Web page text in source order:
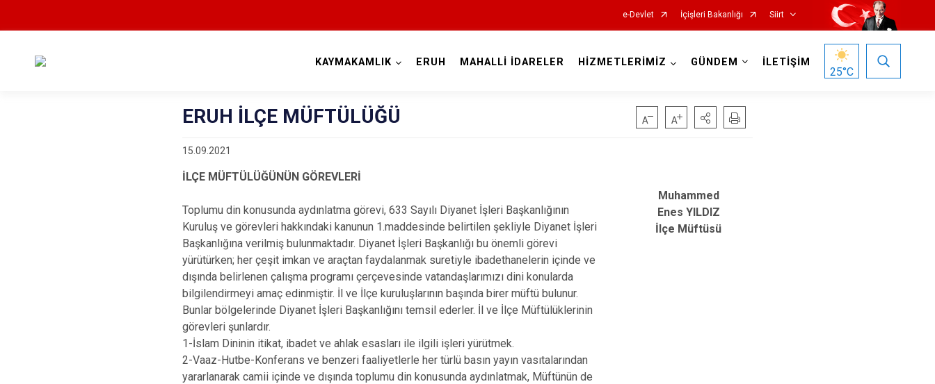
e-Devlet İçişleri Bakanlığı Siirt
Tillo
Baykan
Eruh
Kurtalan
KAYMAKAMLIK ERUH MAHALLİ İDARELER HİZMETLERİMİZ GÜNDEM İLETİŞİM
25°C
ERUH İLÇE MÜFTÜLÜĞÜ
15.09.2021
İLÇE MÜFTÜLÜĞÜNÜN GÖREVLERİ
Toplumu din konusunda aydınlatma görevi, 633 Sayılı Diyanet İşleri Başkanlığının
Kuruluş ve görevleri hakkındaki kanunun 1.maddesinde belirtilen şekliyle Diyanet İşleri
Başkanlığına verilmiş bulunmaktadır. Diyanet İşleri Başkanlığı bu önemli görevi
yürütürken; her çeşit imkan ve araçtan faydalanmak suretiyle ibadethanelerin içinde ve
dışında belirlenen çalışma programı çerçevesinde vatandaşlarımızı dini konularda
bilgilendirmeyi amaç edinmiştir. İl ve İlçe kuruluşlarının başında birer müftü bulunur.
Bunlar bölgelerinde Diyanet İşleri Başkanlığını temsil ederler. İl ve İlçe Müftülüklerinin
görevleri şunlardır.
1-İslam Dininin itikat, ibadet ve ahlak esasları ile ilgili işleri yürütmek.
2-Vaaz-Hutbe-Konferans ve benzeri faaliyetlerle her türlü basın yayın vasıtalarından
yararlanarak camii içinde ve dışında toplumu din konusunda aydınlatmak, Müftünün de
Muhammed
Enes YILDIZ
İlçe Müftüsü